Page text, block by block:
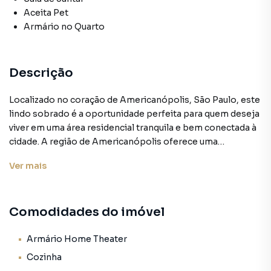
Aceita Pet
Armário no Quarto
Descrição
Localizado no coração de Americanópolis, São Paulo, este
lindo sobrado é a oportunidade perfeita para quem deseja
viver em uma área residencial tranquila e bem conectada à
cidade. A região de Americanópolis oferece uma
escolas e transporte público, proporcionando uma vida
Características Principais:
Quartos: 2, sendo 1 suíte, proporcionando privacidade e
conforto.
Ver mais
Comodidades do imóvel
Armário Home Theater
Cozinha